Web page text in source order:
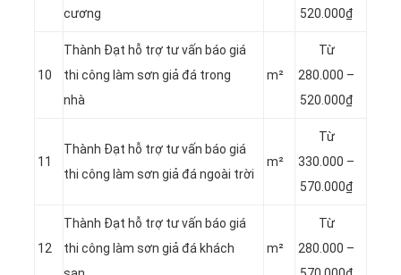
cương
520.000₫
10
Thành Đạt hỗ trợ tư vấn báo giá
thi công làm sơn giả đá trong
nhà
m²
Từ
280.000 –
520.000₫
11
Thành Đạt hỗ trợ tư vấn báo giá
thi công làm sơn giả đá ngoài trời
m²
Từ
330.000 –
570.000₫
12
Thành Đạt hỗ trợ tư vấn báo giá
thi công làm sơn giả đá khách
m²
Từ
280.000 –